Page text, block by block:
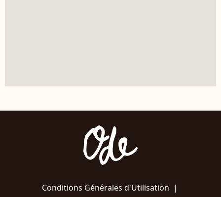
Conditions Générales d'Utilisation |